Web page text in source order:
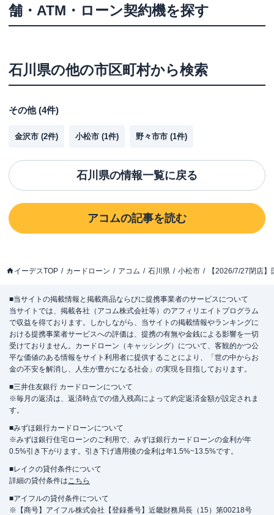
舗・ATM・ローン契約機を探す
石川県の他の市区町村から検索
その他(4件)
金沢市 (2件) 小松市 (1件) 野々市市 (1件)
石川県の情報一覧に戻る
アコムの記事を読む
イーデスTOP カードローン アコム 石川県 小松市 【2026/7/27閉店
■当サイトの掲載情報と掲載商品ならびに提携事業者のサービスについて
当サイトでは、掲載各社（アコム株式会社等）のアフィリエイトプログラム
で収益を得ております。しかしながら、当サイトの掲載情報やランキングに
おける提携事業者サービスへの評価は、提携の有無や金銭による影響を一切
受けておりません。カードローン（キャッシング）について、客観的かつ公
平な価値のある情報をサイト利用者に提供することにより、「世の中からお
金の不安を解消し、人生が豊かになる社会」の実現を目指しております。
■三井住友銀行 カードローンについて
※毎月の返済は、返済時点での借入残高によって約定返済金額が設定されま
す。
■みずほ銀行カードローンについて
※みずほ銀行住宅ローンのご利用で、みずほ銀行カードローンの金利が年
0.5%引き下がります。引き下げ適用後の金利は年1.5%~13.5%です。
■レイクの貸付条件について
詳細の貸付条件はこちら
■アイフルの貸付条件について
※【商号】アイフル株式会社【登録番号】近畿財務局長（15）第00218号